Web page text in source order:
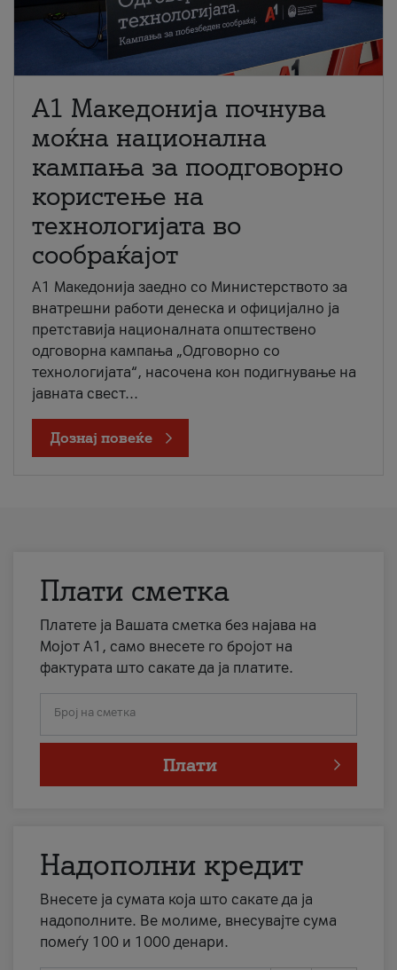
A1 Македонија почнува
моќна национална
кампања за поодговорно
користење на
технологијата во
сообраќајот
A1 Македонија заедно со Министерството за
внатрешни работи денеска и официјално ја
претставија националната општествено
одговорна кампања „Одговорно со
технологијата“, насочена кон подигнување на
јавната свест...
Дознај повеќе
Плати сметка
Платете ја Вашата сметка без најава на
Мојот А1, само внесете го бројот на
фактурата што сакате да ја платите.
Број на сметка
Плати
Надополни кредит
Внесете ја сумата која што сакате да ја
надополните. Ве молиме, внесувајте сума
помеѓу 100 и 1000 денари.